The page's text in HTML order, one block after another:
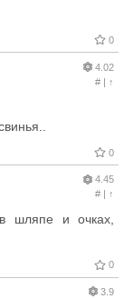
0
4.02
#| ↑
0
4.45
#| ↑
шляпе и очках,
0
3.9